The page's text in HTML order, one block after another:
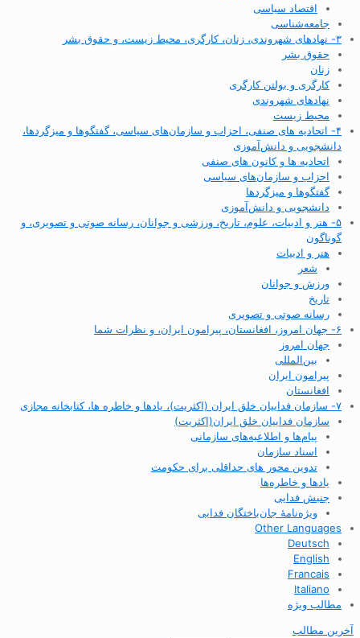
اقتصاد سیاسی
جامعه‌شناسی
۳- نهادهای شهروندی، زنان، کارگری، محیط زیست، و حقوق بشر
حقوق بشر
زنان
کارگری و بولتن کارگری
نهادهای شهروندی
محیط زیست
۴- اتحادیه های صنفی، احزاب و سازمان‌های سیاسی، گفتگوها و میزگردها،
دانشجویی و دانش‌آموزی
اتحادیه ها و کانون های صنفی
احزاب و سازمان‌های سیاسی
گفتگوها و میزگردها
دانشجویی و دانش‌آموزی
۵- هنر و ادبیات، علوم، تاریخ، ورزشی و جوانان، رسانه صوتی و تصویری، و
گوناگون
هنر و ادبیات
شعر
ورزش و جوانان
تاریخ
رسانه صوتی و تصویری
۶- جهان امروز، افغانستان، پیرامون ایران، و نظرات شما
جهان امروز
بین‌المللی
پیرامون ایران
افغانستان
۷- سازمان فداییان خلق ایران (اکثریت)، یادها و خاطره ها، کتابخانه مجازی
سازمان فداییان خلق ایران(اکثریت)
پیام‌ها و اطلاعیه‌های سازمانی
اسناد سازمان
تدوین محور های حداقلی برای حکومت
یادها و خاطره‌ها
جنبش فدایی
ویژه‌نامهٔ جان‌باختگان فدایی
Other Languages
Deutsch
English
Francais
Italiano
مطالب ویژه
آخرین مطالب